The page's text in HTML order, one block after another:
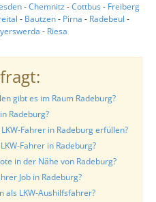
-Chemnitz -Cottbus- Freiberg
- Bautzen- Pirna - Radebeul -
- Riesa
gibt es im Raum Radeburg?
Radeburg?
Fahrer in Radeburg erfüllen?
Fahrer in Radeburg?
in der Nähe von Radeburg?
Job in Radeburg?
als LKW-Aushilfsfahrer?